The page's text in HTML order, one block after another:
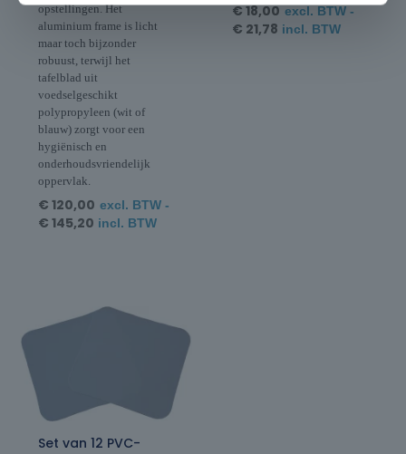
opstellingen. Het
aluminium frame is licht
maar toch bijzonder
robuust, terwijl het
tafelblad uit
voedselgeschikt
polypropyleen (wit of
blauw) zorgt voor een
hygiënisch en
onderhoudsvriendelijk
oppervlak.
€ 120,00 excl. BTW -
€ 145,20 incl. BTW
€18,00 excl. BTW -
€ 21,78 incl. BTW
Set van 12 PVC-